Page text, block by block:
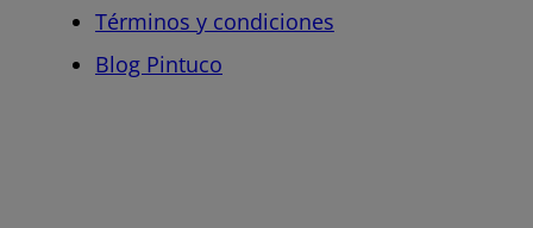
Términos y condiciones
Blog Pintuco